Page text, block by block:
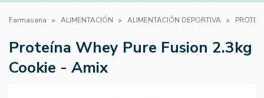
Farmasana ALIMENTACIÓN ALIMENTACIÓN DEPORTIVA
Proteína Whey Pure Fusion 2.3kg
Cookie - Amix